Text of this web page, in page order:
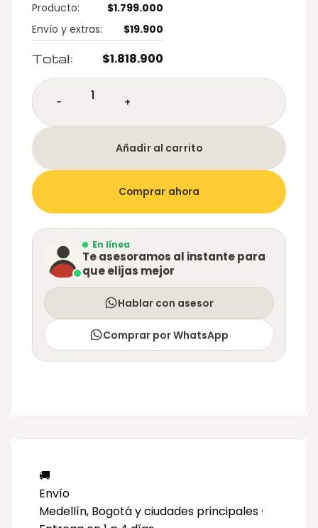
Producto: $1.799.000
Envío y extras:
$19.900
Total: $1.818.900
SILLA DE ESCRITORIO ERGONÓMICA MONARCA GRIS
Añadir al carrito
Comprar ahora
En línea
Te asesoramos al instante para
que elijas mejor
Hablar con asesor
Comprar por WhatsApp
🚚
Envío
Medellín, Bogotá y ciudades principales ·